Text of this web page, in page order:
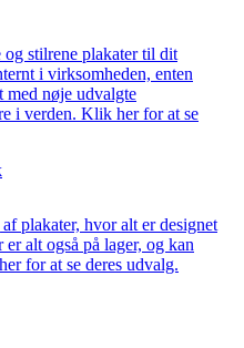
stilrene plakater til dit
i virksomheden, enten
med nøje udvalgte
i verden. Klik her for at se
plakater, hvor alt er designet
alt også på lager, og kan
for at se deres udvalg.